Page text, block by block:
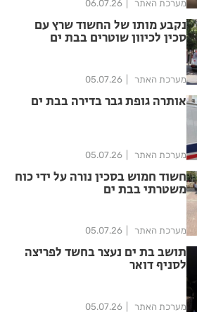
מערכת האתר 06.07.26
נקבע מותו של החשוד שרץ עם
סכין לכיוון שוטרים בבת ים
מערכת האתר 05.07.26
אותרה גופת גבר בדירה בבת ים
מערכת האתר 05.07.26
חשוד חמוש בסכין נורה על ידי כוח
משטרתי בבת ים
מערכת האתר 05.07.26
תושב בת ים נעצר בחשד לפריצה
לסניף דואר
מערכת האתר 05.07.26